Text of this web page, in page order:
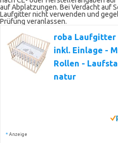
auf Abplatzungen. Bei Verdacht auf
Laufgitter nicht verwenden und
Prüfung veranlassen.
roba Laufgitter
inkl. Einlage -
Rollen -
natur
* Anzeige